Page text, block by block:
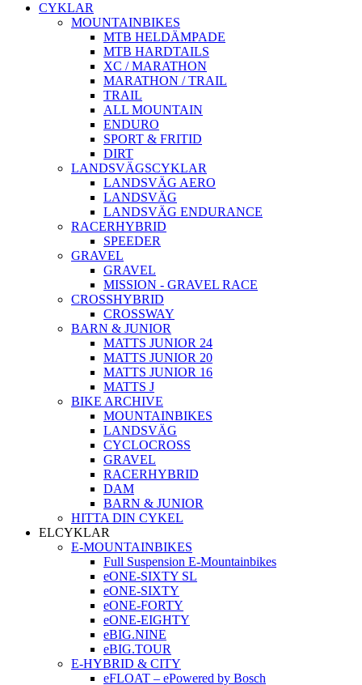
CYKLAR
MOUNTAINBIKES
MTB HELDÄMPADE
MTB HARDTAILS
XC / MARATHON
MARATHON / TRAIL
TRAIL
ALL MOUNTAIN
ENDURO
SPORT & FRITID
DIRT
LANDSVÄGSCYKLAR
LANDSVÄG AERO
LANDSVÄG
LANDSVÄG ENDURANCE
RACERHYBRID
SPEEDER
GRAVEL
GRAVEL
MISSION - GRAVEL RACE
CROSSHYBRID
CROSSWAY
BARN & JUNIOR
MATTS JUNIOR 24
MATTS JUNIOR 20
MATTS JUNIOR 16
MATTS J
BIKE ARCHIVE
MOUNTAINBIKES
LANDSVÄG
CYCLOCROSS
GRAVEL
RACERHYBRID
DAM
BARN & JUNIOR
HITTA DIN CYKEL
ELCYKLAR
E-MOUNTAINBIKES
Full Suspension E-Mountainbikes
eONE-SIXTY SL
eONE-SIXTY
eONE-FORTY
eONE-EIGHTY
eBIG.NINE
eBIG.TOUR
E-HYBRID & CITY
eFLOAT – ePowered by Bosch